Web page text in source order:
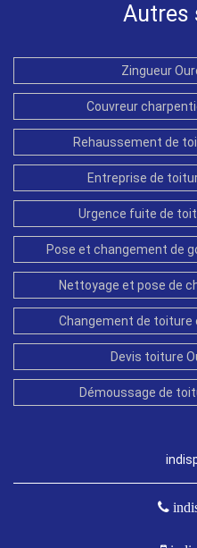
Autres
Zingueur
Couvreur
Rehaussement de
Entreprise de
Urgence fuite de
Pose et changement de
Nettoyage et pose de
Changement de toiture
Devis toiture
Démoussage de